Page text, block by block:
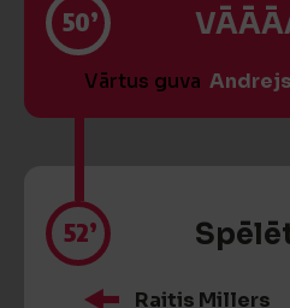
50’
Vārtus guva
52’
Raitis Millers